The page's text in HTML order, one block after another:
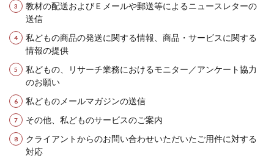
教材の配送およびＥメールや郵送等によるニュースレターの
送信
私どもの商品の発送に関する情報、商品・サービスに関する
情報の提供
私どもの、リサーチ業務におけるモニター／アンケート協力
のお願い
私どものメールマガジンの送信
その他、私どものサービスのご案内
クライアントからのお問い合わせいただいたご用件に対する
対応